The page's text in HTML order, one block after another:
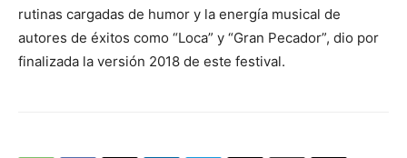
rutinas cargadas de humor y la energía musical de
autores de éxitos como “Loca” y “Gran Pecador”, dio por
finalizada la versión 2018 de este festival.